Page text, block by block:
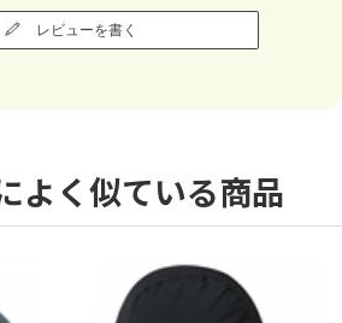
レビューを書く
よく似ている商品